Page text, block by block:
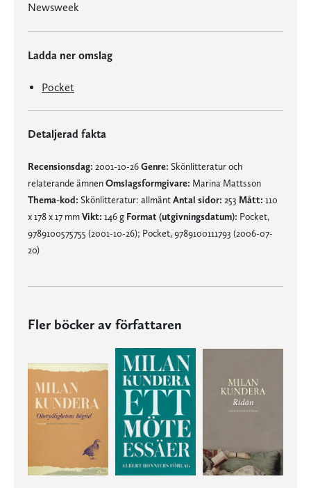
Newsweek
Ladda ner omslag
Pocket
Detaljerad fakta
Recensionsdag: 2001-10-26Genre: Skönlitteratur och
relaterande ämnenOmslagsformgivare: Marina Mattsson
Thema-kod: Skönlitteratur: allmäntAntal sidor: 253 Mått: 110
x 178 x 17 mmVikt: 146 g Format (utgivningsdatum): Pocket,
9789100575755 (2001-10-26); Pocket, 9789100111793 (2006-07-
20)
Fler böcker av författaren